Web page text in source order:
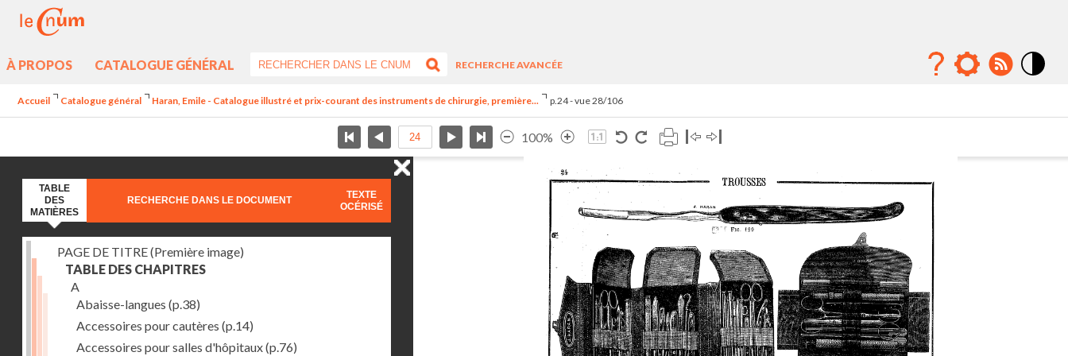
À PROPOS CATALOGUE GÉNÉRAL
RECHERCHE AVANCÉE
Accueil Catalogue général Haran, Emile - Catalogue illustré et prix-courant des instruments de chirurgie, première... p.24 - vue 28/106
100%
TABLE
DES
MATIÈRES
RECHERCHE DANS LE DOCUMENT
TEXTE
OCÉRISÉ
PAGE DE TITRE (Première image)
TABLE DES CHAPITRES
A
Abaisse-langues (p.38)
Accessoires pour cautères (p.14)
Accessoires pour salles d'hôpitaux(p.76)